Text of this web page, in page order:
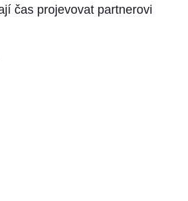
čas projevovat partnerovi